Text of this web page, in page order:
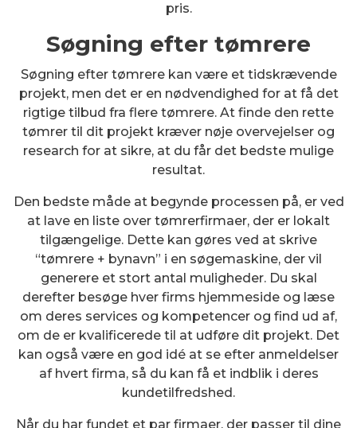
pris.
Søgning efter tømrere
Søgning efter tømrere kan være et tidskrævende
projekt, men det er en nødvendighed for at få det
rigtige tilbud fra flere tømrere. At finde den rette
tømrer til dit projekt kræver nøje overvejelser og
research for at sikre, at du får det bedste mulige
resultat.
Den bedste måde at begynde processen på, er ved
at lave en liste over tømrerfirmaer, der er lokalt
tilgængelige. Dette kan gøres ved at skrive
“tømrere + bynavn” i en søgemaskine, der vil
generere et stort antal muligheder. Du skal
derefter besøge hver firms hjemmeside og læse
om deres services og kompetencer og find ud af,
om de er kvalificerede til at udføre dit projekt. Det
kan også være en god idé at se efter anmeldelser
af hvert firma, så du kan få et indblik i deres
kundetilfredshed.
Når du har fundet et par firmaer, der passer til dine